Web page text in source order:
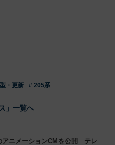
・更新 # 205系
」一覧へ
アニメーションCMを公開 テレ